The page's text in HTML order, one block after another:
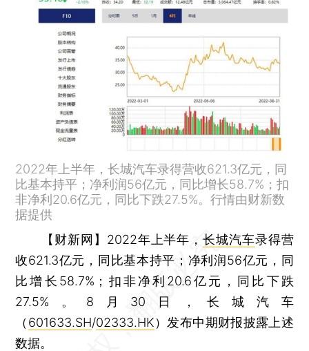
2022年上半年，长城汽车录得营收621.3亿元，同
比基本持平；净利润56亿元，同比增长58.7%；扣
非净利20.6亿元，同比下跌27.5%。行情由财新数
据提供
【财新网】 2022年上半年，长城汽车录得营
收621.3亿元，同比基本持平；净利润56亿元，同
比增长58.7%；扣非净利20.6亿元，同比下跌
27.5%。8月30日，长城汽车
（ 601633.SH/02333.HK）发布中期财报披露上述
数据。